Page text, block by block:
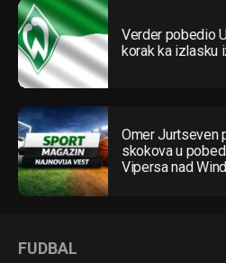
Verder pobedio
korak ka izlasku
Omer Jurtseven
skokova u
Vipersa nad
FUDBAL